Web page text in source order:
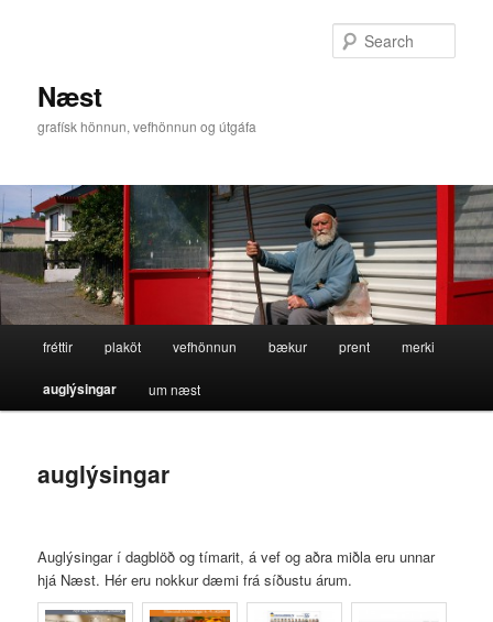
Næst
grafísk hönnun, vefhönnun og útgáfa
fréttir plaköt vefhönnun bækur prent merki
auglýsingar um næst
auglýsingar
Auglýsingar í dagblöð og tímarit, á vef og aðra miðla eru unnar
hjá Næst. Hér eru nokkur dæmi frá síðustu árum.